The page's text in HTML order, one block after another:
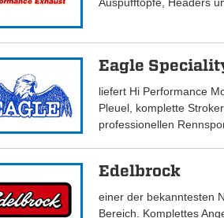
Eagle
liefert Hi Performance
Pleuel, komplette
professionellen
Edelbrock
einer der bekanntesten
Bereich. Komplettes